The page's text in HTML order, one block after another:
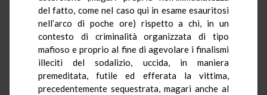
del fatto, come nel caso qui in esame esauritosi
nell’arco di poche ore) rispetto a chi, in un
contesto di criminalità organizzata di tipo
mafioso e proprio al fine di agevolare i finalismi
illeciti del sodalizio, uccida, in maniera
premeditata, futile ed efferata la vittima,
precedentemente sequestrata, magari anche al